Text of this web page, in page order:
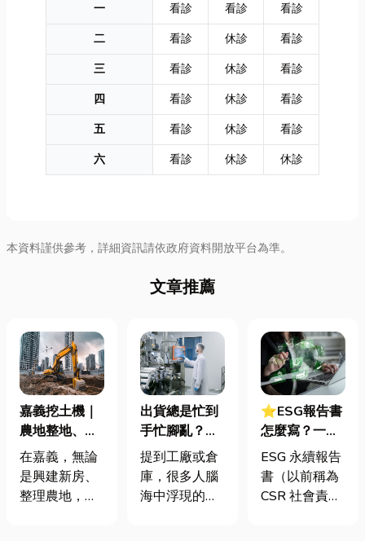
一
看診 看診
看診
二
看診 休診
看診
三
看診 休診
看診
四
看診 休診
看診
五
看診 休診
看診
六
看診 休診 休診
本資料謹供參考，詳細資訊請依政府資料開放平台為準。
文章推薦
嘉義挖土機｜
農地整地、基
地開挖、土方
清運
在嘉義，無論
是興建新房、
整理農地，還
出貨總是忙到
手忙腳亂？包
裝自動化其實
沒有你想像中
那麼遙遠！
提到工廠或倉
庫，很多人腦
海中浮現的畫
⭐ESG報告書
怎麼寫？一定
要上市櫃才寫
嗎？3步驟擺
脫綠色轉型焦
ESG 永續報告
書（以前稱為
CSR 社會責任